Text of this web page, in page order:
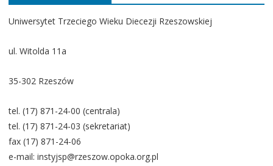
Uniwersytet Trzeciego Wieku Diecezji Rzeszowskiej
ul. Witolda 11a
35-302 Rzeszów
tel. (17) 871-24-00 (centrala)
tel. (17) 871-24-03 (sekretariat)
fax (17) 871-24-06
e-mail: instyjsp@rzeszow.opoka.org.pl